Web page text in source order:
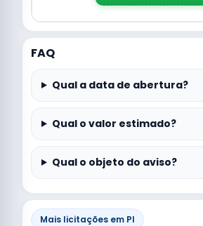
FAQ
Qual a data de abertura?
Qual o valor estimado?
Qual o objeto do aviso?
Mais licitações em PI